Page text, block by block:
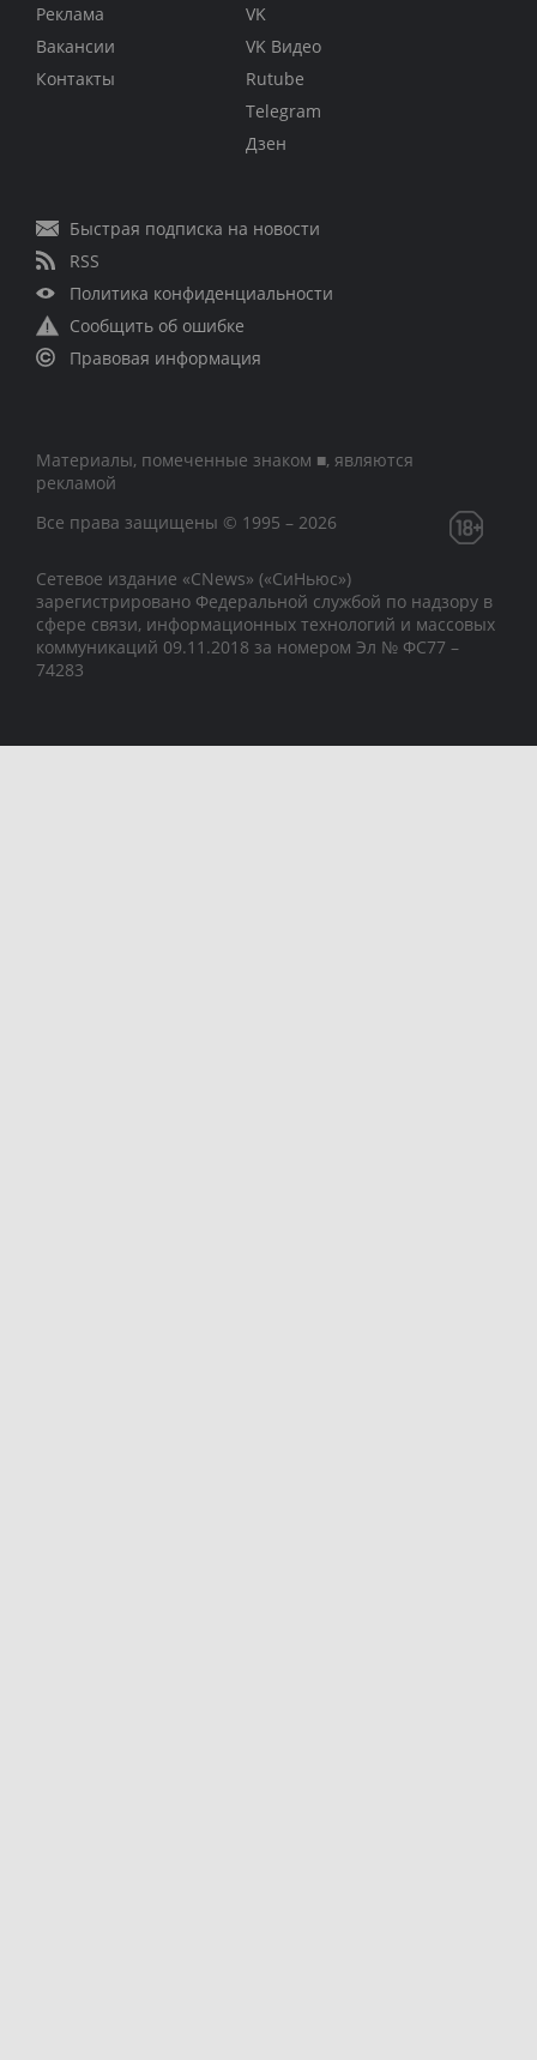
Реклама
Вакансии
Контакты
VK
VK Видео
Rutube
Telegram
Дзен
Быстрая подписка на новости
RSS
Политика конфиденциальности
Сообщить об ошибке
Правовая информация
Материалы, помеченные знаком ■, являются
рекламой
Все права защищены © 1995 – 2026
Сетевое издание «CNews» («СиНьюс»)
зарегистрировано Федеральной службой по надзору в
сфере связи, информационных технологий и массовых
коммуникаций 09.11.2018 за номером Эл № ФС77 –
74283